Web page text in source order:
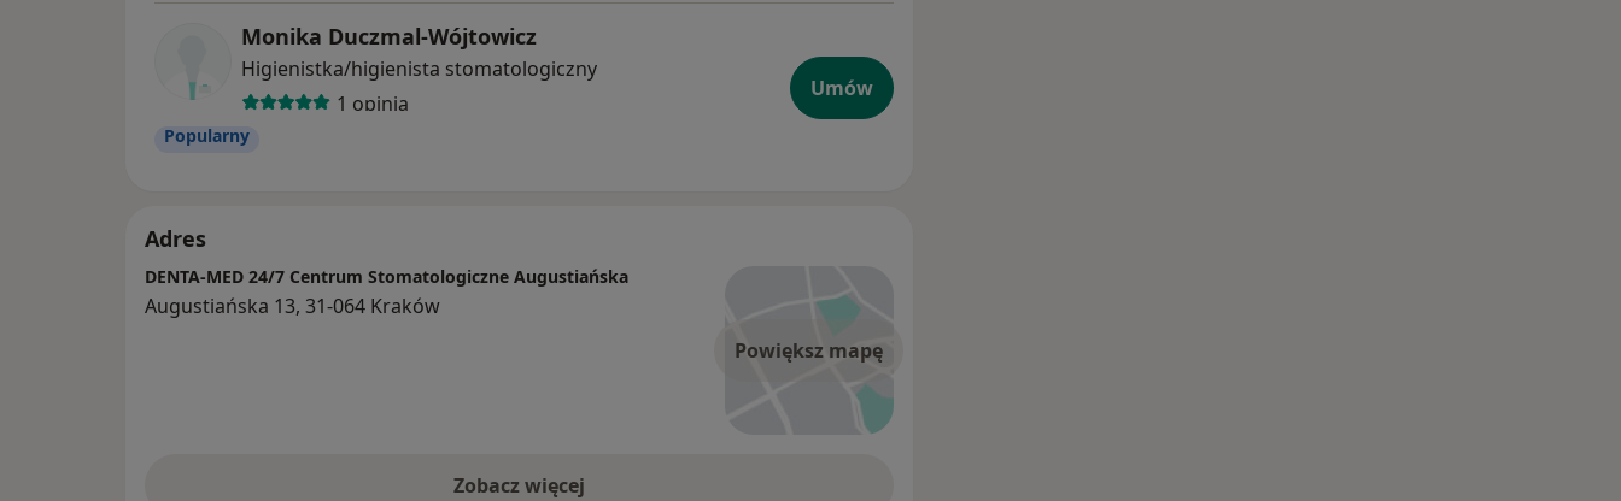
Monika Duczmal-Wójtowicz
Higienistka/higienista stomatologiczny
1 opinia
Popularny
Umów
Adres
Powiększ mapę
DENTA-MED 24/7 Centrum Stomatologiczne Augustiańska
Augustiańska 13, 31-064 Kraków
Zobacz więcej